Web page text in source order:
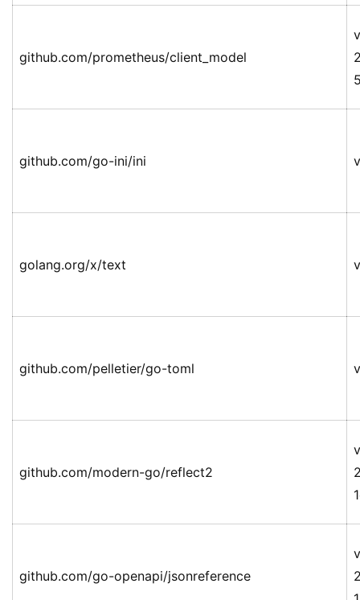
github.com/prometheus/client_model
github.com/go-ini/ini
golang.org/x/text
github.com/pelletier/go-toml
github.com/modern-go/reflect2
github.com/go-openapi/jsonreference